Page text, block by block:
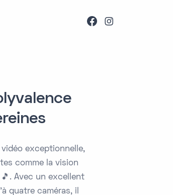
exceptionnelle,
comme la vision
Avec un excellent
quatre caméras, il